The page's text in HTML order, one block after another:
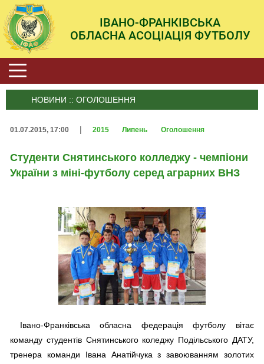
ІВАНО-ФРАНКІВСЬКА
ОБЛАСНА АСОЦІАЦІЯ ФУТБОЛУ
НОВИНИ :: ОГОЛОШЕННЯ
01.07.2015, 17:00 | 2015 Липень Оголошення
Студенти Снятинського колледжу - чемпіони
України з міні-футболу серед аграрних ВНЗ
Івано-Франківська обласна федерація футболу вітає
команду студентів Снятинського коледжу Подільського ДАТУ,
тренера команди Івана Анатійчука з завоюванням золотих